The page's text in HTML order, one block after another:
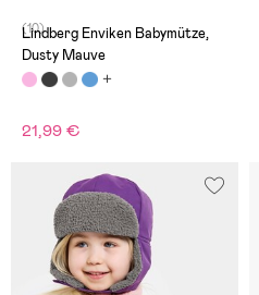
(10)
Lindberg Enviken Babymütze,
Dusty Mauve
21,99 €